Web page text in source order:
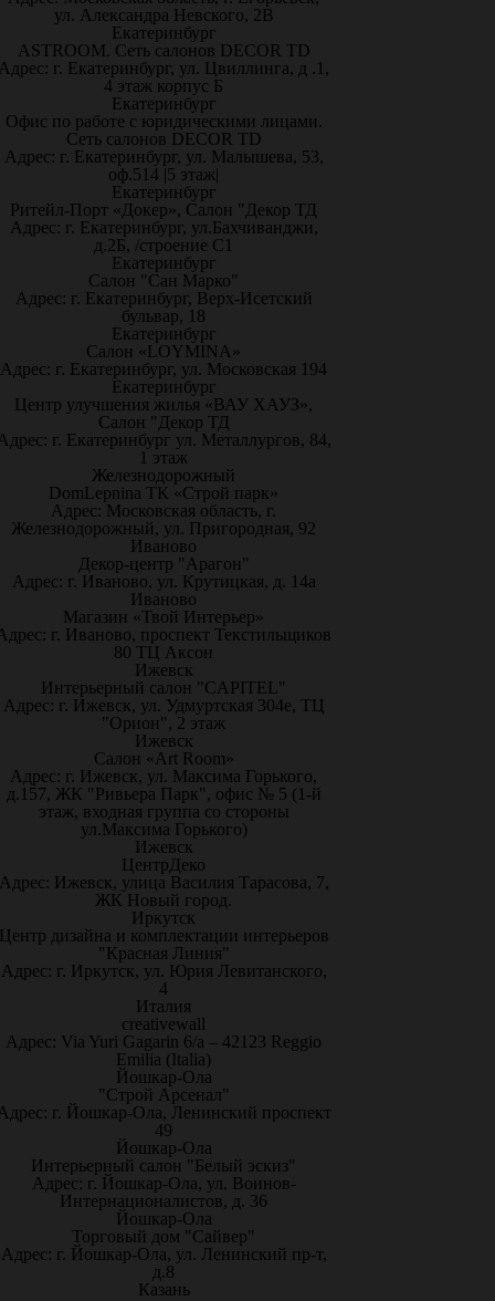
ул. Александра Невского, 2В
Екатеринбург
ASTROOM. Сеть салонов DECOR TD
г. Екатеринбург, ул. Цвиллинга, д .1,
4 этаж корпус Б
Екатеринбург
Офис по работе с юридическими лицами.
Сеть салонов DECOR TD
Адрес: г. Екатеринбург, ул. Малышева, 53,
оф.514 |5 этаж|
Екатеринбург
Ритейл-Порт «Докер», Салон "Декор ТД
Адрес: г. Екатеринбург, ул.Бахчиванджи,
д.2Б, /строение С1
Екатеринбург
Салон "Сан Марко"
Адрес: г. Екатеринбург, Верх-Исетский
бульвар, 18
Екатеринбург
Салон «LOYMINA»
Адрес: г. Екатеринбург, ул. Московская 194
Екатеринбург
Центр улучшения жилья «ВАУ ХАУЗ»,
Салон "Декор ТД
г. Екатеринбург ул. Металлургов, 84,
1 этаж
Железнодорожный
DomLepnina ТК «Строй парк»
Адрес: Московская область, г.
Железнодорожный, ул. Пригородная, 92
Иваново
Декор-центр "Арагон"
Адрес: г. Иваново, ул. Крутицкая, д. 14а
Иваново
Магазин «Твой Интерьер»
г. Иваново, проспект Текстильщиков
80 ТЦ Аксон
Ижевск
Интерьерный салон "CAPITEL"
Адрес: г. Ижевск, ул. Удмуртская 304е, ТЦ
"Орион", 2 этаж
Ижевск
Салон «Art Room»
Адрес: г. Ижевск, ул. Максима Горького,
д.157, ЖК "Ривьера Парк", офис № 5 (1-й
этаж, входная группа со стороны
ул.Максима Горького)
Ижевск
ЦентрДеко
Ижевск, улица Василия Тарасова, 7,
ЖК Новый город.
Иркутск
дизайна и комплектации интерьеров
"Красная Линия"
Адрес: г. Иркутск, ул. Юрия Левитанского,
4
Италия
creativewall
Адрес: Via Yuri Gagarin 6/a – 42123 Reggio
Emilia (Italia)
Йошкар-Ола
"Строй Арсенал"
г. Йошкар-Ола, Ленинский проспект
49
Йошкар-Ола
Интерьерный салон "Белый эскиз"
Адрес: г. Йошкар-Ола, ул. Воинов-
Интернационалистов, д. 36
Йошкар-Ола
Торговый дом "Сайвер"
Адрес: г. Йошкар-Ола, ул. Ленинский пр-т,
д.8
Казань